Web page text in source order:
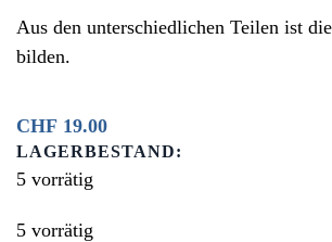
Aus den unterschiedlichen Teilen ist
bilden.
CHF 19.00
LAGERBESTAND:
5 vorrätig
5 vorrätig